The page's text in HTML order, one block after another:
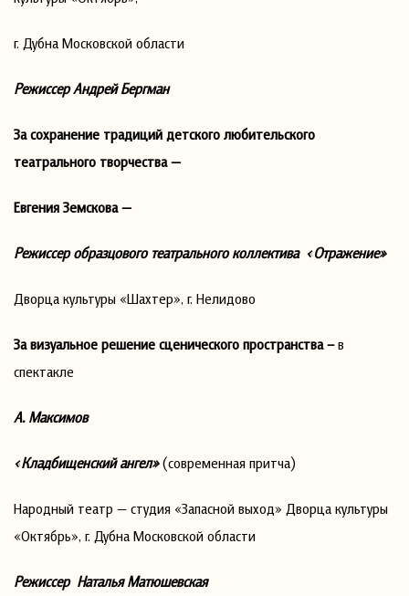
г. Дубна Московской области
Режиссер Андрей Бергман
За сохранение традиций детского любительского
театрального творчества —
Евгения Земскова —
Режиссер образцового театрального коллектива «Отражение»
Дворца культуры «Шахтер», г. Нелидово
За визуальное решение сценического пространства –в
спектакле
А. Максимов
«Кладбищенский ангел»(современная притча)
Народный театр — студия «Запасной выход» Дворца культуры
«Октябрь», г. Дубна Московской области
Режиссер Наталья Матюшевская